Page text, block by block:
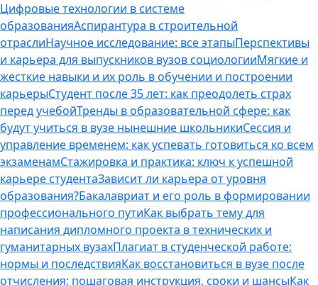
Цифровые технологии в системе
образованияАспирантура в строительной
отраслиНаучное исследование: все этапыПерспективы
и карьера для выпускников вузов социологииМягкие и
жесткие навыки и их роль в обучении и построении
карьерыСтудент после 35 лет: как преодолеть страх
перед учебойТренды в образовательной сфере: как
будут учиться в вузе нынешние школьникиСессия и
управление временем: как успевать готовиться ко всем
экзаменамСтажировка и практика: ключ к успешной
карьере студентаЗависит ли карьера от уровня
образования?Бакалавриат и его роль в формировании
профессионального путиКак выбрать тему для
написания дипломного проекта в технических и
гуманитарных вузахПлагиат в студенческой работе:
нормы и последствияКак восстановиться в вузе после
отчисления: пошаговая инструкция, сроки и шансыКак